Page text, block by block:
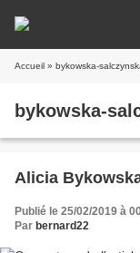
Accueil » bykowska-
bykowska-
Alicia
Publié le 25/02/2019 à
Par bernard22